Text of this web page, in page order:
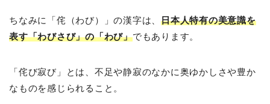
ちなみに「侘（わび）」の漢字は、日本人特有の美意識を
表す「わびさび」の「わび」でもあります。
「侘び寂び」とは、不足や静寂のなかに奥ゆかしさや豊か
なものを感じられること。